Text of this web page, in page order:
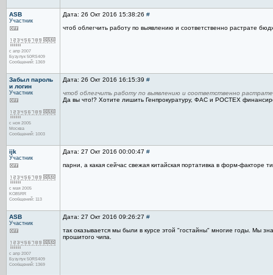
ASB
Участник
с апр 2007
Бузулук 50RS409
Сообщений: 1369
Дата: 26 Окт 2016 15:38:26 #
чтоб облегчить работу по выявлению и соответственно растрате
Забыл пароль
и логин
Участник
с ноя 2005
Москва
Сообщений: 1003
Дата: 26 Окт 2016 16:15:39 #
чтоб облегчить работу по выявлению и соответственно
Да вы что!? Хотите лишить Генпрокуратуру, ФАС и РОСТЕХ
ijk
Участник
с мая 2005
KO85RR
Сообщений: 113
Дата: 27 Окт 2016 00:00:47 #
парни, а какая сейчас свежая китайская портативка в форм-факторе
ASB
Участник
с апр 2007
Бузулук 50RS409
Сообщений: 1369
Дата: 27 Окт 2016 09:26:27 #
так оказывается мы были в курсе этой "гостайны" многие годы. Мы
прошитого чипа.